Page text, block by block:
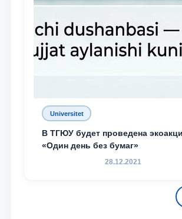
Universitet
В ТГЮУ будет проведена
«Один день без бумаг»
28.12.2021